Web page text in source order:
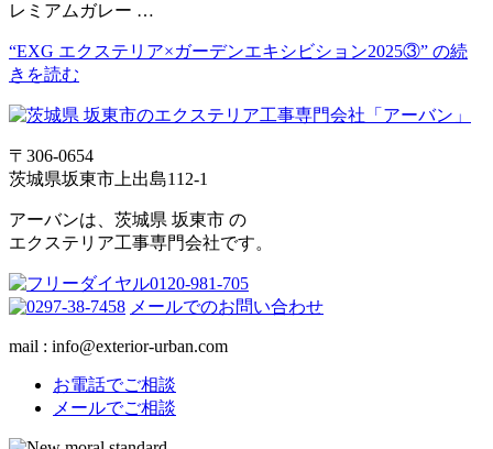
レミアムガレー …
“EXG エクステリア×ガーデンエキシビション2025③” の続
きを読む
〒306-0654
茨城県坂東市上出島112-1
アーバンは、茨城県 坂東市 の
エクステリア工事専門会社です。
メールでのお問い合わせ
mail : info@exterior-urban.com
お電話でご相談
メールでご相談